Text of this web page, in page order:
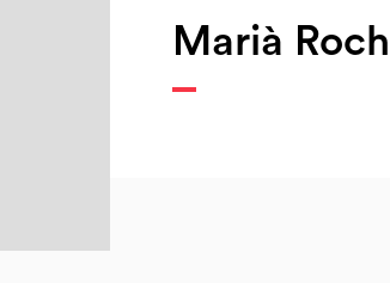
Marià Roch